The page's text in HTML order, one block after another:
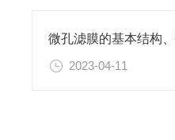
2023-04-11